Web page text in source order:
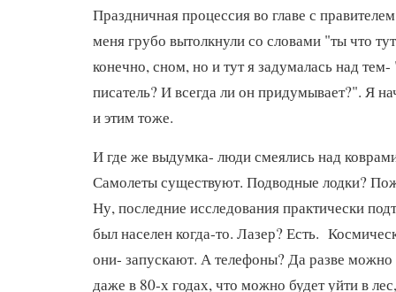
Праздничная процессия во главе с
меня грубо вытолкнули со словами "ты что
конечно, сном, но и тут я задумалась над
писатель? И всегда ли он придумывает?". Я
и этим тоже.
И где же выдумка- люди смеялись над
Самолеты существуют. Подводные лодки?
Ну, последние исследования практически
был населен когда-то. Лазер? Есть.
они- запускают. А телефоны? Да разве можно
даже в 80-х годах, что можно будет уйти в